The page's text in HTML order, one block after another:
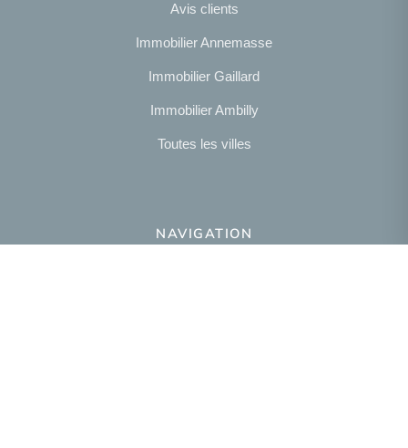
Avis clients
Immobilier Annemasse
Immobilier Gaillard
Immobilier Ambilly
Toutes les villes
NAVIGATION